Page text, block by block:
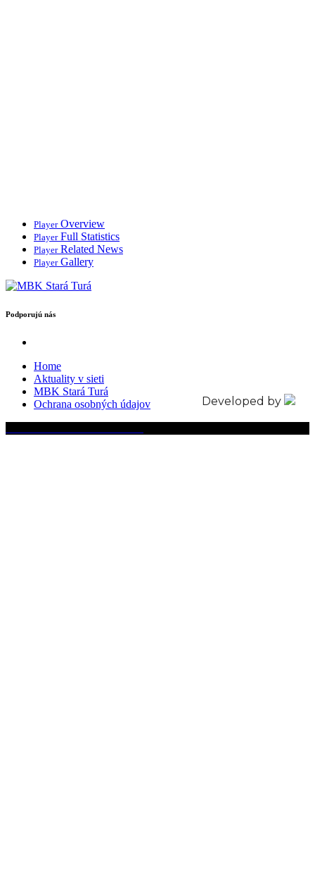
PlayerOverview
PlayerFull Statistics
PlayerRelated News
PlayerGallery
Podporujú nás
Home
Aktuality v sieti
MBK Stará Turá
Ochrana osobných údajov
Developed by